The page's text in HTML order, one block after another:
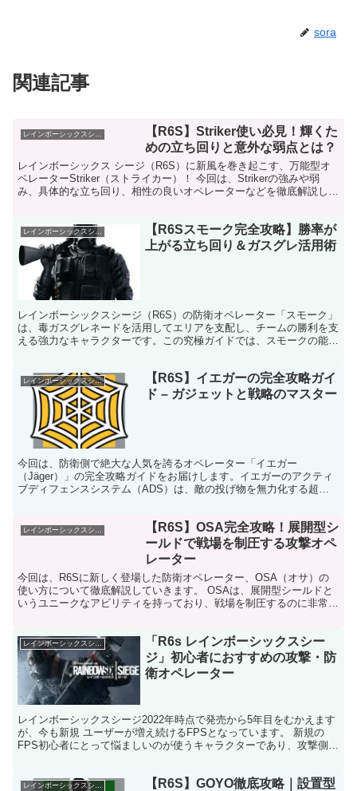
sora
関連記事
【R6S】Striker使い必見！輝くた
めの立ち回りと意外な弱点とは？
レインボーシックス シージ（R6S）に新風を巻き起こす、万能型オ
ペレーターStriker（ストライカー）！ 今回は、Strikerの強みや弱
み、具体的な立ち回り、相性の良いオペレーターなどを徹底解説し、
レインボーシックスシージ
【R6Sスモーク完全攻略】勝率が
上がる立ち回り＆ガスグレ活用術
レインボーシックスシージ（R6S）の防衛オペレーター「スモーク」
は、毒ガスグレネードを活用してエリアを支配し、チームの勝利を支
える強力なキャラクターです。この究極ガイドでは、スモークの能
レインボーシックスシージ
【R6S】イエガーの完全攻略ガイ
ド – ガジェットと戦略のマスター
今回は、防衛側で絶大な人気を誇るオペレーター「イエガー
（Jäger）」の完全攻略ガイドをお届けします。イエガーのアクティ
ブディフェンスシステム（ADS）は、敵の投げ物を無力化する超強
【R6S】OSA完全攻略！展開型シ
ールドで戦場を制圧する攻撃オペ
レーター
今回は、R6Sに新しく登場した防衛オペレーター、OSA（オサ）の
使い方について徹底解説していきます。 OSAは、展開型シールドと
いうユニークなアビリティを持っており、戦場を制圧するのに非常に
レインボーシックスシージ
「R6s レインボーシックスシー
ジ」初心者におすすめの攻撃・防
衛オペレーター
レインボーシックスシージ2022年時点で発売から5年目をむかえます
が、今も新規 ユーザーが増え続けるFPSとなっています。 新規の
FPS初心者にとって悩ましいのが使うキャラクターであり、攻撃側
レインボーシックスシージ
【R6S】GOYO徹底攻略｜設置型